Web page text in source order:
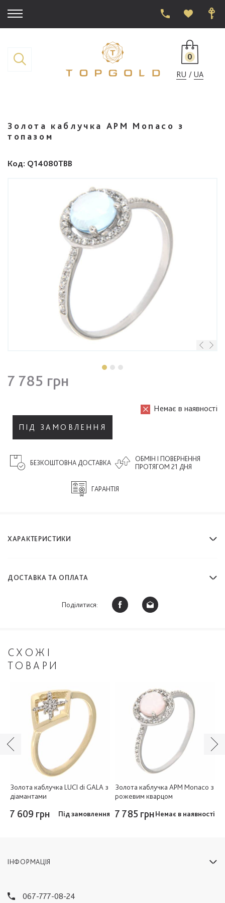
0
RU
UA
Золота каблучка APM Monaco з
топазом
Код: Q14080TBB
7 785 грн
Немає в наявності
ПІД ЗАМОВЛЕННЯ
ОБМІН І ПОВЕРНЕННЯ
ПРОТЯГОМ 21 ДНЯ
ГАРАНТІЯ
БЕЗКОШТОВНА ДОСТАВКА
ХАРАКТЕРИСТИКИ
ДОСТАВКА ТА ОПЛАТА
Поділитися:
СХОЖІ
ТОВАРИ
Золота каблучка LUCI di GALA з
діамантами
7 609 грн Під замовлення
Золота каблучка APM Monaco з
рожевим кварцом
7 785 грнНемає в наявності
ІНФОРМАЦІЯ
067-777-08-24